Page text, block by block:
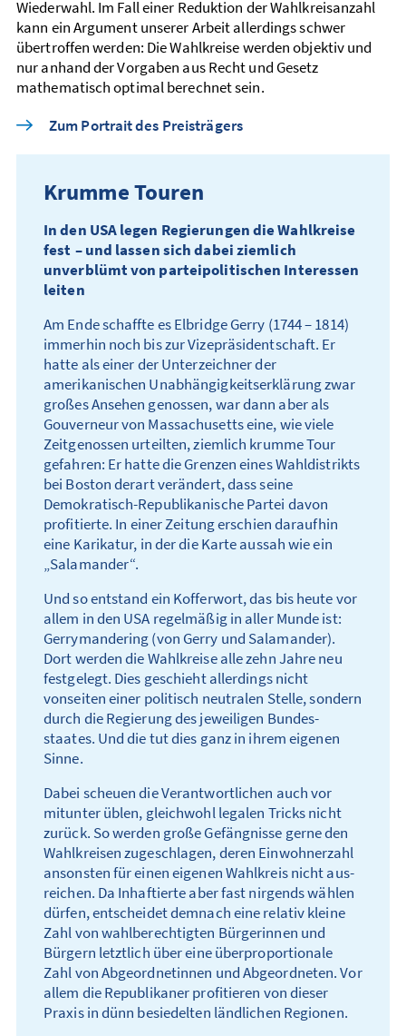
Wieder­wahl. Im Fall einer Reduktion der Wahl­kreis­anzahl
kann ein Argument unserer Arbeit allerdings schwer
übertroffen werden: Die Wahl­kreise werden objektiv und
nur anhand der Vorgaben aus Recht und Gesetz
mathematisch optimal berechnet sein.
Zum Portrait des Preisträgers
Krumme Touren
In den USA legen Regierungen die Wahl­kreise
fest – und lassen sich dabei ziemlich
unverblümt von partei­politischen Interessen
leiten
Am Ende schaffte es Elbridge Gerry (1744 – 1814)
immerhin noch bis zur Vize­präsidentschaft. Er
hatte als einer der Unter­zeichner der
amerikanischen Unabhängigkeits­erklärung zwar
großes Ansehen genossen, war dann aber als
Gouverneur von Massachusetts eine, wie viele
Zeit­genossen urteilten, ziemlich krumme Tour
gefahren: Er hatte die Grenzen eines Wahl­dis­trikts
bei Boston derart verändert, dass seine
Demokratisch-Republikanische Partei davon
profitierte. In einer Zeitung erschien daraufhin
eine Karikatur, in der die Karte aussah wie ein
„Salamander“.
Und so entstand ein Kofferwort, das bis heute vor
allem in den USA regelmäßig in aller Munde ist:
Gerrymandering (von Gerry und Salamander).
Dort werden die Wahl­kreise alle zehn Jahre neu
fest­gelegt. Dies geschieht aller­dings nicht
vonseiten einer politisch neutralen Stelle, son­dern
durch die Regierung des jeweiligen Bundes­
staates. Und die tut dies ganz in ihrem eigenen
Sinne.
Dabei scheuen die Verantwortlichen auch vor
mitunter üblen, gleich­­wohl legalen Tricks nicht
zurück. So werden große Gefängnisse gerne den
Wahl­kreisen zugeschlagen, deren Einwohner­zahl
ansonsten für einen eigenen Wahlkreis nicht aus­-
reichen. Da Inhaftierte aber fast nirgends wählen
dürfen, entscheidet demnach eine relativ kleine
Zahl von wahl­berechtigten Bürgerinnen und
Bürgern letztlich über eine über­­proportionale
Zahl von Abgeordnetinnen und Abgeordneten. Vor
allem die Republikaner profitieren von dieser
Praxis in dünn besiedelten ländlichen Regionen.